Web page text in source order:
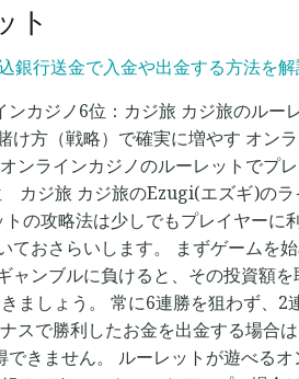
ト
銀行送金で入金や出金する方法を
カジノ6位：カジ旅 カジ旅のル
け方（戦略）で確実に増やす オン
ンラインカジノのルーレットで
ジ旅 カジ旅のEzugi(エズギ)の
の攻略法は少しでもプレイヤー
ておさらいします。 まずゲーム
ャンブルに負けると、その投資額
ましょう。 常に6連勝を狙わず、
スで勝利したお金を出金する場
きません。 ルーレットが遊べる